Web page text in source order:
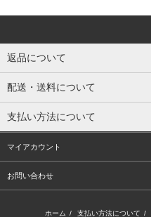
返品について
配送・送料について
支払い方法について
マイアカウント
お問い合わせ
ホーム / 支払い方法について /